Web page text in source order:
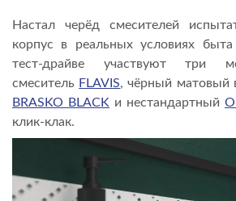
Настал черёд смесителей
корпус в реальных условиях
тест-драйве участвуют три
смеситель FLAVIS, чёрный матовый
BRASKO BLACK и нестандартный
клик-клак.